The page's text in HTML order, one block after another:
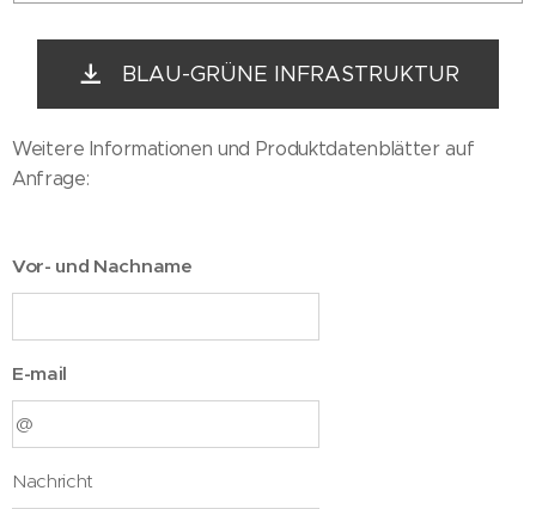
BLAU-GRÜNE INFRASTRUKTUR
Weitere Informationen und Produktdatenblätter auf
Anfrage:
Vor- und Nachname
E-mail
Nachricht